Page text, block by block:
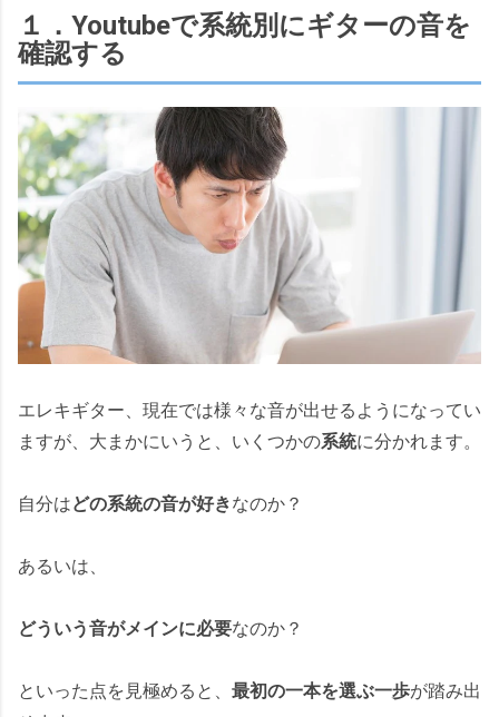
１．Youtubeで系統別にギターの音を
確認する
エレキギター、現在では様々な音が出せるようになってい
ますが、大まかにいうと、いくつかの系統に分かれます。
自分はどの系統の音が好きなのか？
あるいは、
どういう音がメインに必要なのか？
といった点を見極めると、 最初の一本を選ぶ一歩が踏み出